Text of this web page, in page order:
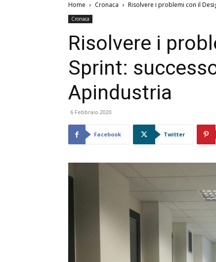
Home Cronaca Risolvere i problemi con il
Cronaca
Risolvere i
Sprint:
Apindustria
6 Febbraio 2020
Facebook Twitter